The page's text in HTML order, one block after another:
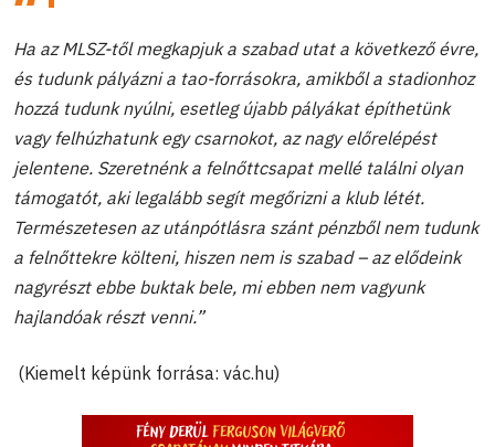
Ha az MLSZ-től megkapjuk a szabad utat a következő évre,
és tudunk pályázni a tao-forrásokra, amikből a stadionhoz
hozzá tudunk nyúlni, esetleg újabb pályákat építhetünk
vagy felhúzhatunk egy csarnokot, az nagy előrelépést
jelentene. Szeretnénk a felnőttcsapat mellé találni olyan
támogatót, aki legalább segít megőrizni a klub létét.
Természetesen az utánpótlásra szánt pénzből nem tudunk
a felnőttekre költeni, hiszen nem is szabad – az elődeink
nagyrészt ebbe buktak bele, mi ebben nem vagyunk
hajlandóak részt venni.”
(Kiemelt képünk forrása: vác.hu)